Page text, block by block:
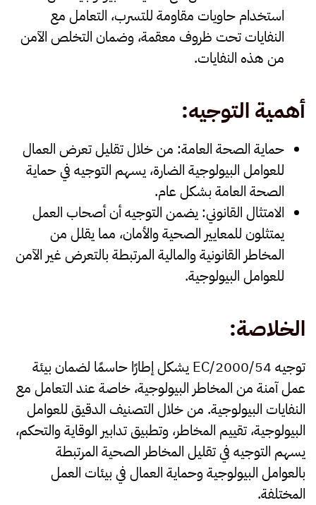
استخدام حاويات مقاومة للتسرب، التعامل مع
النفايات تحت ظروف معقمة، وضمان التخلص الآمن
من هذه النفايات.
أهمية التوجيه:
حماية الصحة العامة: من خلال تقليل تعرض العمال
للعوامل البيولوجية الضارة، يسهم التوجيه في حماية
الصحة العامة بشكل عام.
الامتثال القانوني: يضمن التوجيه أن أصحاب العمل
يمتثلون للمعايير الصحية والأمان، مما يقلل من
المخاطر القانونية والمالية المرتبطة بالتعرض غير الآمن
للعوامل البيولوجية.
الخلاصة:
توجيه 2000/54 /EC
يشكل إطارًا حاسمًا لضمان بيئة
عمل آمنة من المخاطر البيولوجية، خاصة عند التعامل مع
النفايات البيولوجية. من خلال التصنيف الدقيق للعوامل
البيولوجية، تقييم المخاطر، وتطبيق تدابير الوقاية والتحكم،
يسهم التوجيه في تقليل المخاطر الصحية المرتبطة
بالعوامل البيولوجية وحماية العمال في بيئات العمل
المختلفة.